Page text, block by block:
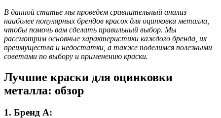
В данной статье мы проведем сравнительный анализ
наиболее популярных брендов красок для оцинковки металла,
чтобы помочь вам сделать правильный выбор. Мы
рассмотрим основные характеристики каждого бренда, их
преимущества и недостатки, а также поделимся полезными
советами по выбору и применению краски.
Лучшие краски для оцинковки
металла: обзор
1. Бренд A: